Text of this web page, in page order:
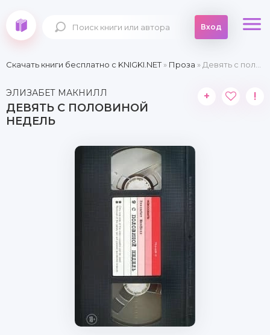
Вход
Скачать книги бесплатно c KNIGKI.NET» Проза » Девять с половиной недель
ЭЛИЗАБЕТ МАКНИЛЛ
ДЕВЯТЬ С ПОЛОВИНОЙ
НЕДЕЛЬ
+ !